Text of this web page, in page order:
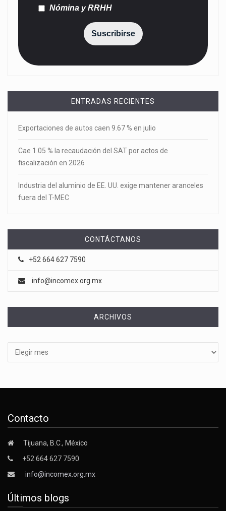
Nómina y RRHH
Suscribirse
ENTRADAS RECIENTES
Exportaciones de autos caen 9.67 % en julio
Cae 1.05 % la recaudación del SAT por actos de
fiscalización en 2026
Industria del aluminio de EE. UU. exige mantener aranceles
fuera del T-MEC
CONTÁCTANOS
+52 664 627 7590
info@incomex.org.mx
ARCHIVOS
Contacto
Tijuana, B.C., México
+52 664 627 7590
info@incomex.org.mx
Últimos blogs